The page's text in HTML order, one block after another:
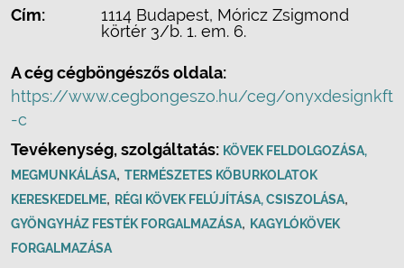
Cím:
1114 Budapest, Móricz Zsigmond
körtér 3/b. 1. em. 6.
A cég cégböngészős oldala:
https://www.cegbongeszo.hu/ceg/onyxdesignkft
-c
Tevékenység, szolgáltatás: KÖVEK FELDOLGOZÁSA,
MEGMUNKÁLÁSA, TERMÉSZETES KŐBURKOLATOK
KERESKEDELME, RÉGI KÖVEK FELÚJÍTÁSA, CSISZOLÁSA,
GYÖNGYHÁZ FESTÉK FORGALMAZÁSA, KAGYLÓKÖVEK
FORGALMAZÁSA